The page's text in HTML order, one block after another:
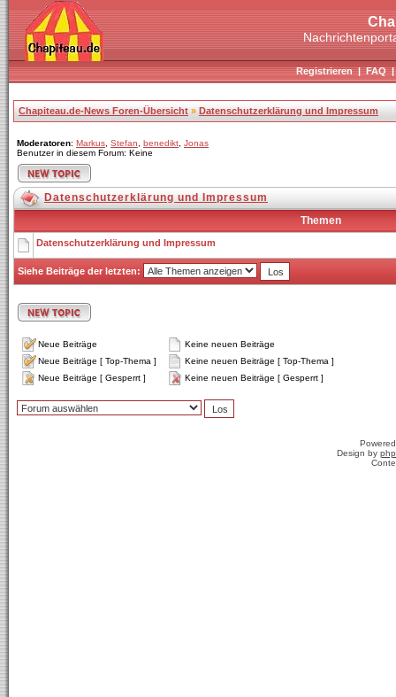
Registrieren|FAQ
Chapiteau.de-News Foren-Übersicht » Datenschutzerklärung und Impressum
Moderatoren: Markus Stefan benedikt Jonas
Benutzer in diesem Forum: Keine
Datenschutzerklärung und Impressum
Themen
Datenschutzerklärung und Impressum
Siehe Beiträge der letzten:
Neue Beiträge
Keine neuen Beiträge
Neue Beiträge [ Top-Thema ]
Keine neuen Beiträge [ Top-Thema ]
Neue Beiträge [ Gesperrt ]
Keine neuen Beiträge [ Gesperrt ]
Design by